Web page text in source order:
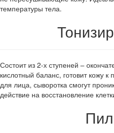
температуры тела.
Состоит из 2-х ступеней –
кислотный баланс, готовит кожу
для лица, сыворотка смогут
действие на восстановление